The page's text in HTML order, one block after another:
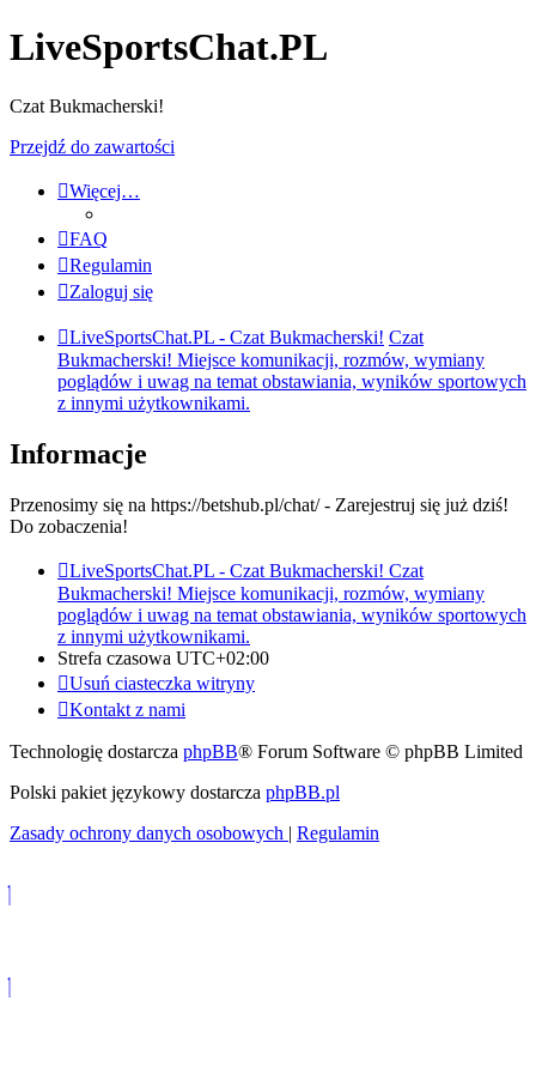
LiveSportsChat.PL
Czat Bukmacherski!
Przejdź do zawartości
Więcej…
FAQ
Regulamin
Zaloguj się
LiveSportsChat.PL - Czat Bukmacherski! Czat
Bukmacherski! Miejsce komunikacji, rozmów, wymiany
poglądów i uwag na temat obstawiania, wyników sportowych
z innymi użytkownikami.
Informacje
Przenosimy się na https://betshub.pl/chat/ - Zarejestruj się już dziś!
Do zobaczenia!
LiveSportsChat.PL - Czat Bukmacherski! Czat
Bukmacherski! Miejsce komunikacji, rozmów, wymiany
poglądów i uwag na temat obstawiania, wyników sportowych
z innymi użytkownikami.
Strefa czasowa UTC+02:00
Usuń ciasteczka witryny
Kontakt z nami
Technologię dostarcza phpBB® Forum Software © phpBB Limited
Polski pakiet językowy dostarcza phpBB.pl
Zasady ochrony danych osobowych | Regulamin